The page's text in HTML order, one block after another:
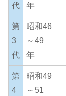
代
年
第
3
代
昭和46
～49
年
第
4
昭和49
～51